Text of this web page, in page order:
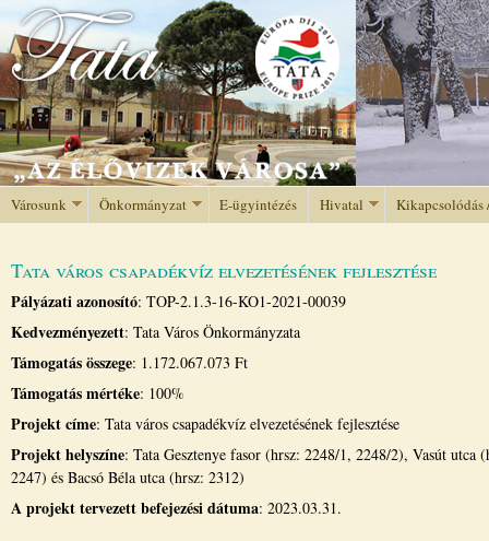
Jump to navigation
Városunk Önkormányzat E-ügyintézés Hivatal Kikapcsolódás
Tata város csapadékvíz elvezetésének fejlesztése
Pályázati azonosító: TOP-2.1.3-16-KO1-2021-00039
Kedvezményezett: Tata Város Önkormányzata
Támogatás összege: 1.172.067.073 Ft
Támogatás mértéke: 100%
Projekt címe: Tata város csapadékvíz elvezetésének fejlesztése
Projekt helyszíne: Tata Gesztenye fasor (hrsz: 2248/1, 2248/2), Vasút utca
2247) és Bacsó Béla utca (hrsz: 2312)
A projekt tervezett befejezési dátuma: 2023.03.31.